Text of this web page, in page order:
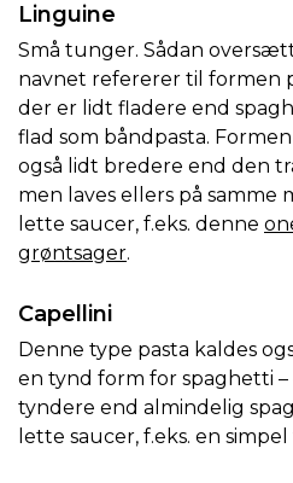
Linguine
Små tunger. Sådan
navnet refererer til formen
der er lidt fladere end
flad som båndpasta.
også lidt bredere end den
men laves ellers på samme
lette saucer, f.eks. denne
grøntsager.
Capellini
Denne type pasta kaldes
en tynd form for spaghetti
tyndere end almindelig
lette saucer, f.eks. en